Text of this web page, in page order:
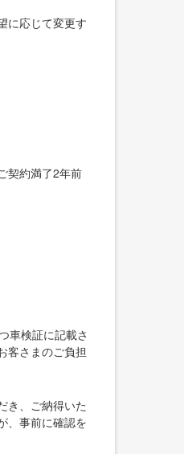
に応じて変更す
契約満了2年前
車検証に記載さ
客さまのご負担
き、ご納得いた
、事前に確認を